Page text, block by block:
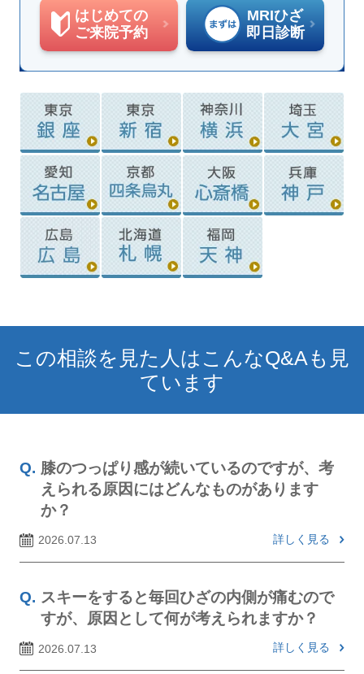
はじめての
ご来院予約
MRIひざ
即日診断
この相談を見た人はこんなQ&Aも見
ています
膝のつっぱり感が続いているのですが、考
えられる原因にはどんなものがあります
か？
2026.07.13 詳しく見る
スキーをすると毎回ひざの内側が痛むので
すが、原因として何が考えられますか？
2026.07.13 詳しく見る